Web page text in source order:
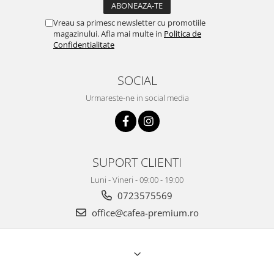
Vreau sa primesc newsletter cu promotiile
magazinului. Afla mai multe in Politica de
Confidentialitate
SOCIAL
Urmareste-ne in social media
SUPORT CLIENTI
Luni - Vineri - 09:00 - 19:00
0723575569
office@cafea-premium.ro